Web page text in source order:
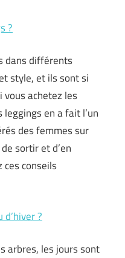
?
dans différents
style, et ils sont si
achetez les
en a fait l’un
des femmes sur
sortir et d’en
conseils
?
arbres, les jours sont